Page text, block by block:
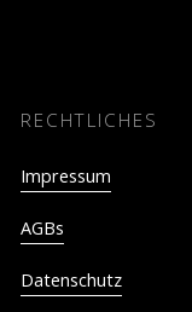
RECHTLICHES
Impressum
AGBs
Datenschutz